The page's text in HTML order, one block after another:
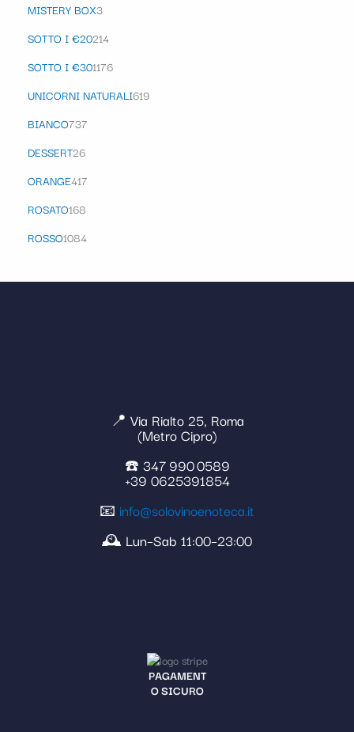
MISTERY BOX3
SOTTO I €20214
SOTTO I €301176
UNICORNI NATURALI619
BIANCO737
DESSERT26
ORANGE417
ROSATO168
ROSSO1084
📍 Via Rialto 25, Roma
(Metro Cipro)
☎️ 347 990 0589
+39 0625391854
📧 info@solovinoenoteca.it
🕰️ Lun–Sab 11:00–23:00
PAGAMENT
O SICURO